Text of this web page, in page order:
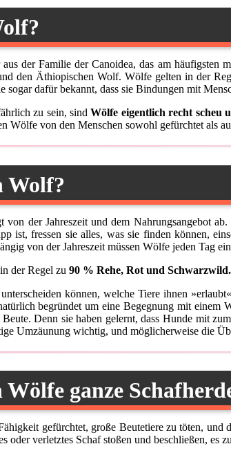
der Familie der Canoidea, das am häufigsten
den Äthiopischen Wolf. Wölfe gelten in der
sogar dafür bekannt, dass sie Bindungen mit
zu sein, sindWölfe eigentlich recht scheu
Wölfe von den Menschen sowohl gefürchtet als
Wolf?
der Jahreszeit und dem Nahrungsangebot
ist, fressen sie alles, was sie finden können,
von der Jahreszeit müssen Wölfe jeden Tag
der Regel zu 90 % Rehe, Rot und Schwarzwild.
können, welche Tiere ihnen
begründet um eine Begegnung mit einem
Denn sie haben gelernt, dass Hunde mit
Umzäunung wichtig, und möglicherweise die
ganze
gefürchtet, große Beutetiere zu töten,
oder verletztes Schaf stoßen und beschließen,